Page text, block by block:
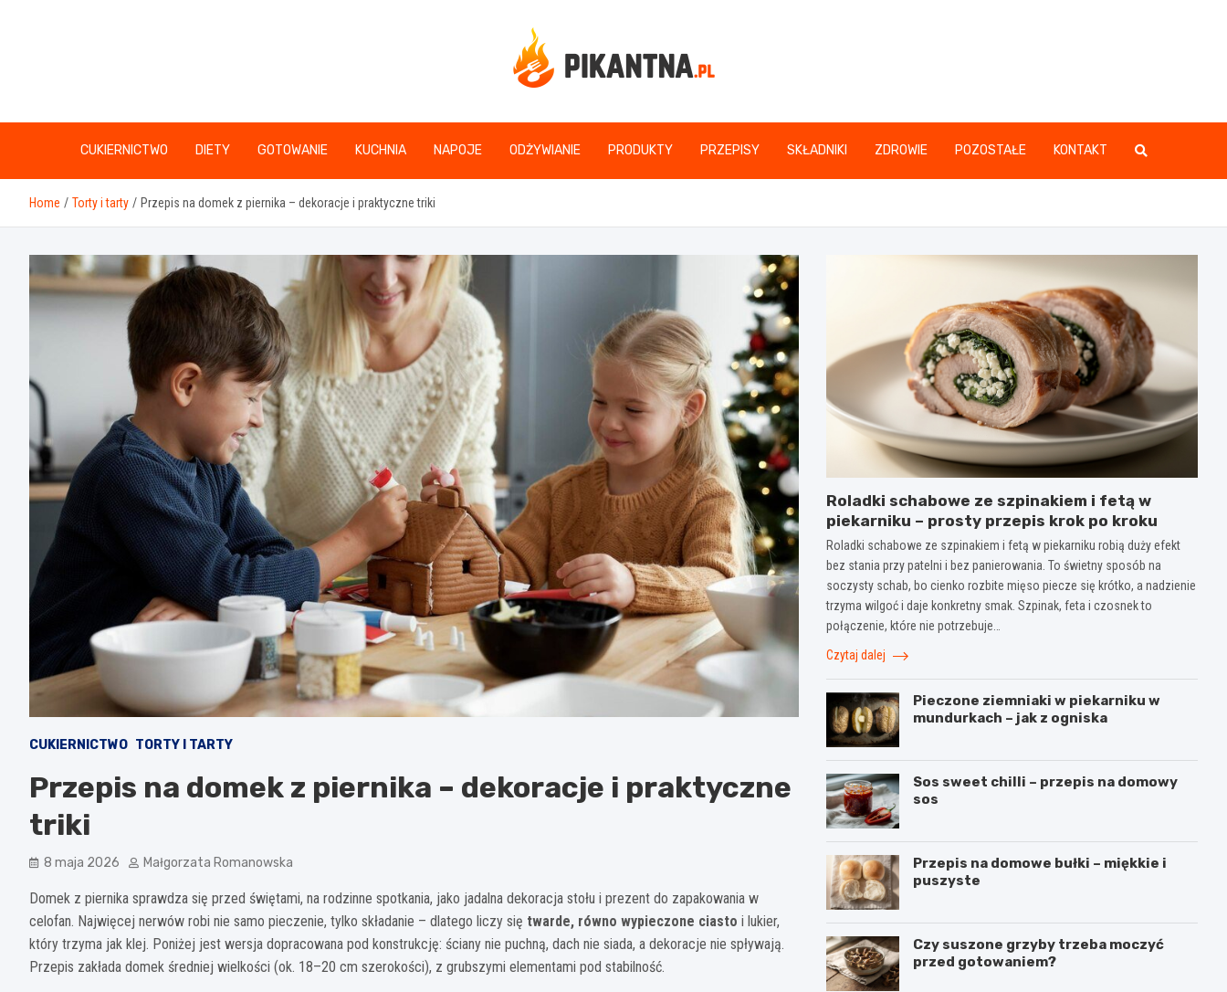
www.pikantna.pl
CUKIERNICTWO DIETY GOTOWANIE KUCHNIA NAPOJE ODŻYWIANIE PRODUKTY PRZEPISY SKŁADNIKI ZDROWIE POZOSTAŁE KONTAKT
Home Torty i tarty Przepis na domek z piernika – dekoracje i praktyczne triki
CUKIERNICTWO TORTY I TARTY
Przepis na domek z piernika – dekoracje i praktyczne
triki
8 maja 2026 Małgorzata Romanowska
Domek z piernika sprawdza się przed świętami, na rodzinne spotkania, jako jadalna dekoracja stołu i prezent do zapakowania w
celofan. Najwięcej nerwów robi nie samo pieczenie, tylko składanie – dlatego liczy się twarde, równo wypieczone ciasto i lukier,
który trzyma jak klej. Poniżej jest wersja dopracowana pod konstrukcję: ściany nie puchną, dach nie siada, a dekoracje nie spływają.
Przepis zakłada domek średniej wielkości (ok. 18–20 cm szerokości), z grubszymi elementami pod stabilność.
Roladki schabowe ze szpinakiem i fetą w
piekarniku – prosty przepis krok po kroku
Roladki schabowe ze szpinakiem i fetą w piekarniku robią duży efekt
bez stania przy patelni i bez panierowania. To świetny sposób na
soczysty schab, bo cienko rozbite mięso piecze się krótko, a nadzienie
trzyma wilgoć i daje konkretny smak. Szpinak, feta i czosnek to
połączenie, które nie potrzebuje…
Czytaj dalej
Pieczone ziemniaki w piekarniku w
mundurkach – jak z ogniska
Sos sweet chilli – przepis na domowy
sos
Przepis na domowe bułki – miękkie i
puszyste
Czy suszone grzyby trzeba moczyć
przed gotowaniem?